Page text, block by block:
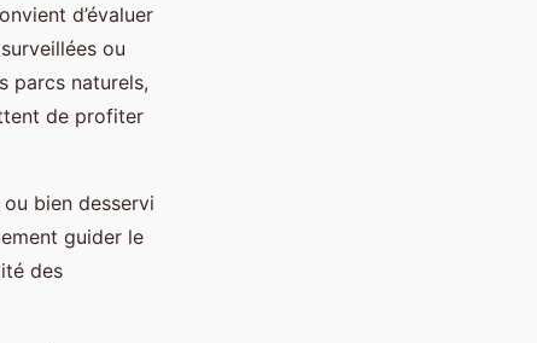
d’évaluer
ou
parcs naturels,
de profiter
bien desservi
guider le
des